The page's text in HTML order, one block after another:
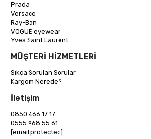
Prada
Versace
Ray-Ban
VOGUE eyewear
Yves Saint Laurent
MÜŞTERİ HİZMETLERİ
Sıkça Sorulan Sorular
Kargom Nerede?
İletişim
0850 466 17 17
0555 968 55 61
[email protected]